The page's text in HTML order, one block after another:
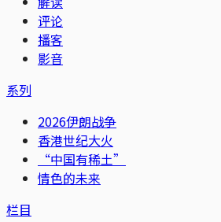
评论
播客
影音
系列
2026伊朗战争
香港世纪大火
“中国有稀土”
情色的未来
栏目